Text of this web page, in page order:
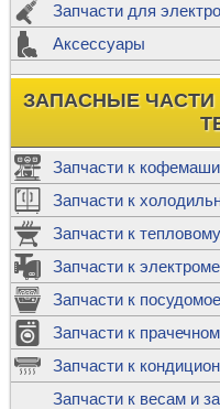
Запчасти для
Аксессуары
ЗАПАСНЫЕ
Запчасти к
Запчасти к
Запчасти к
Запчасти к
Запчасти к
Запчасти к
Запчасти к
Запчасти к весам и